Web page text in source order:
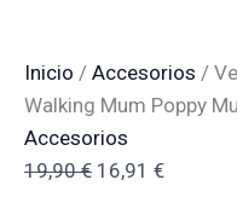
Inicio / Accesorios /
Walking Mum Poppy
Accesorios
19,90€
El
precio
original
era:
16,91 €
El
precio
es:
Ventilador
Walking
Mum
Poppy